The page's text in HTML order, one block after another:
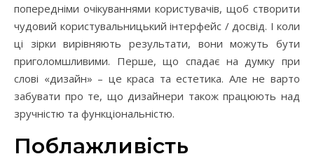
попередніми очікуваннями користувачів, щоб створити
чудовий користувальницький інтерфейс / досвід. І коли
ці зірки вирівняють результати, вони можуть бути
приголомшливими. Перше, що спадає на думку при
слові «дизайн» – це краса та естетика. Але не варто
забувати про те, що дизайнери також працюють над
зручністю та функціональністю.
Поблажливість